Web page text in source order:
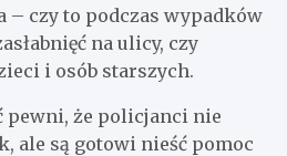
– czy to podczas wypadków
na ulicy, czy
i osób starszych.
pewni, że policjanci nie
ale są gotowi nieść pomoc